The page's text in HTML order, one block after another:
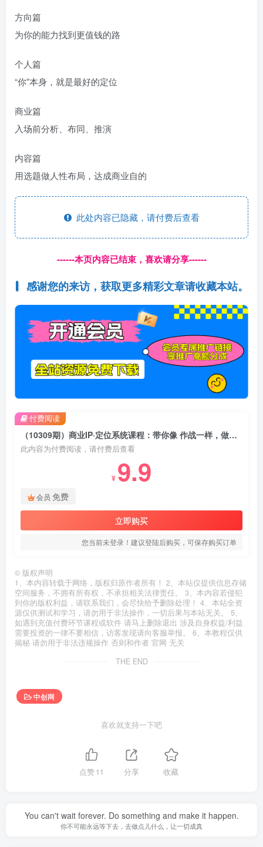
方向篇
为你的能力找到更值钱的路
个人篇
“你”本身，就是最好的定位
商业篇
入场前分析、布同、推演
内容篇
用选题做人性布局，达成商业自的
此处内容已隐藏，请付费后查看
------本页内容已结束，喜欢请分享------
感谢您的来访，获取更多精彩文章请收藏本站。
（10309期）商业IP·定位系统课程：带你像 作战一样，做入场 前分析，布局与推演
此内容为付费阅读，请付费后查看
¥ 9.9
会员 免费
立即购买
您当前未登录！建议登陆后购买，可保存购买订单
付费阅读
© 版权声明
1、本内容转载于网络，版权归原作者所有！ 2、本站仅提供信息存储
空间服务，不拥有所有权，不承担相关法律责任。 3、本内容若侵犯
到你的版权利益，请联系我们，会尽快给予删除处理！ 4、本站全资
源仅供测试和学习，请勿用于非法操作，一切后果与本站无关。 5、
如遇到充值付费环节课程或软件 请马上删除退出 涉及自身权益/利益
需要投资的一律不要相信，访客发现请向客服举报。 6、本教程仅供
揭秘 请勿用于非法违规操作 否则和作者 官网 无关
THE END
中创网
喜欢就支持一下吧
点赞11 分享 收藏
You can't wait forever. Do something and make it happen.
你不可能永远等下去，去做点儿什么，让一切成真